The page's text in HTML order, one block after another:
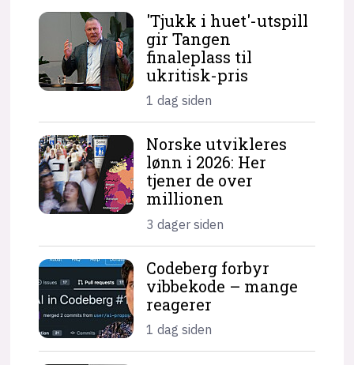
'Tjukk i huet'-utspill
gir Tangen
finaleplass til
ukritisk-pris
1 dag siden
Norske utvikleres
lønn i 2026: Her
tjener de over
millionen
3 dager siden
Codeberg forbyr
vibbekode – mange
reagerer
1 dag siden